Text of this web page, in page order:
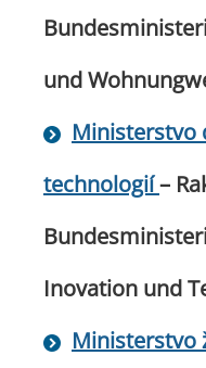
und
Ministerstvo
technologií–
Inovation und
Ministerstvo